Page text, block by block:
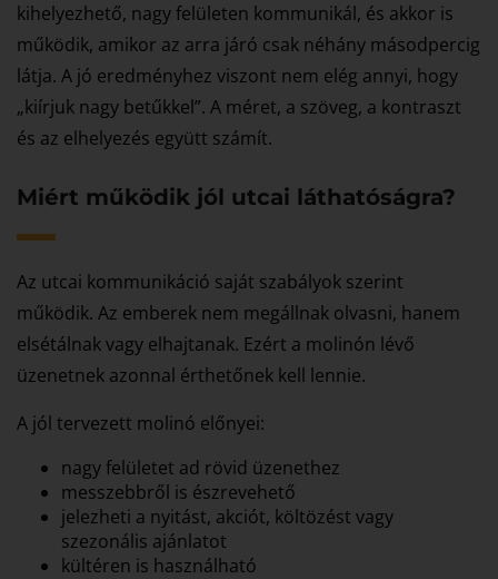
kihelyezhető, nagy felületen kommunikál, és akkor is
működik, amikor az arra járó csak néhány másodpercig
látja. A jó eredményhez viszont nem elég annyi, hogy
„kiírjuk nagy betűkkel”. A méret, a szöveg, a kontraszt
és az elhelyezés együtt számít.
Miért működik jól utcai láthatóságra?
Az utcai kommunikáció saját szabályok szerint
működik. Az emberek nem megállnak olvasni, hanem
elsétálnak vagy elhajtanak. Ezért a molinón lévő
üzenetnek azonnal érthetőnek kell lennie.
A jól tervezett molinó előnyei:
nagy felületet ad rövid üzenethez
messzebbről is észrevehető
jelezheti a nyitást, akciót, költözést vagy
szezonális ajánlatot
kültéren is használható